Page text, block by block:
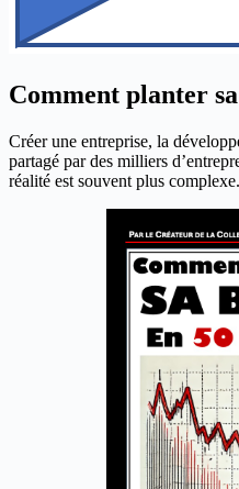
Comment planter
Créer une entreprise, la
partagé par des milliers
réalité est souvent plus